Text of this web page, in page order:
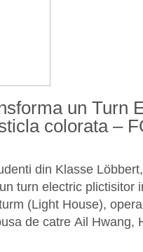
un Turn
colorata –
din Klasse
turn electric plictisitor
(Light House),
de catre Ail Hwang,